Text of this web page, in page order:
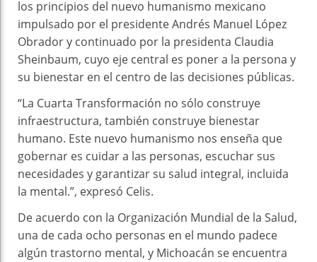
los principios del nuevo humanismo mexicano
impulsado por el presidente Andrés Manuel López
Obrador y continuado por la presidenta Claudia
Sheinbaum, cuyo eje central es poner a la persona y
su bienestar en el centro de las decisiones públicas.
“La Cuarta Transformación no sólo construye
infraestructura, también construye bienestar
humano. Este nuevo humanismo nos enseña que
gobernar es cuidar a las personas, escuchar sus
necesidades y garantizar su salud integral, incluida
la mental.”, expresó Celis.
De acuerdo con la Organización Mundial de la Salud,
una de cada ocho personas en el mundo padece
algún trastorno mental, y Michoacán se encuentra